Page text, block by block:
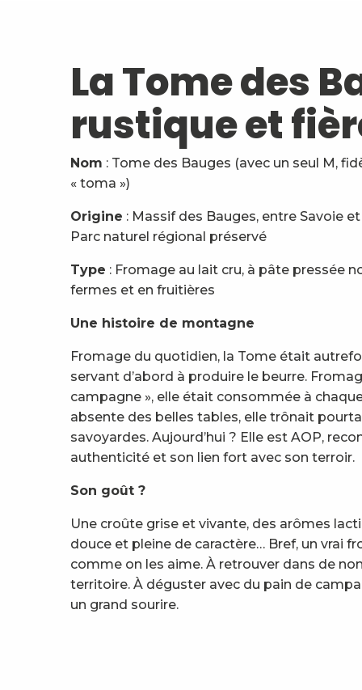
La Tome des
rustique et
Nom : Tome des Bauges (avec un seul M,
« toma »)
Origine : Massif des Bauges, entre Savoie
Parc naturel régional préservé
Type : Fromage au lait cru, à pâte pressée
fermes et en fruitières
Une histoire de montagne
Fromage du quotidien, la Tome était
servant d’abord à produire le beurre.
campagne », elle était consommée à
absente des belles tables, elle trônait
savoyardes. Aujourd’hui ? Elle est AOP,
authenticité et son lien fort avec son terroir.
Son goût ?
Une croûte grise et vivante, des arômes
douce et pleine de caractère… Bref, un vrai
comme on les aime. À retrouver dans de
territoire. À déguster avec du pain de
un grand sourire.